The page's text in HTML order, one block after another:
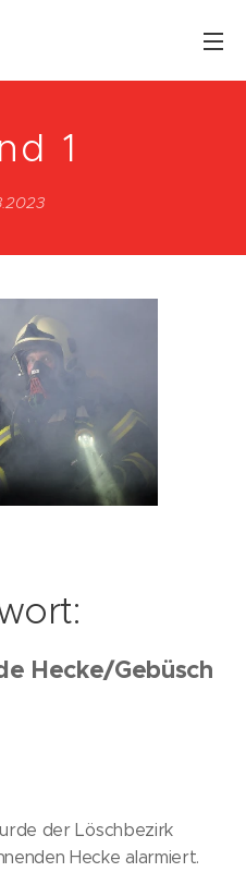
1
Hecke/Gebüsch
der Löschbezirk
Hecke alarmiert.